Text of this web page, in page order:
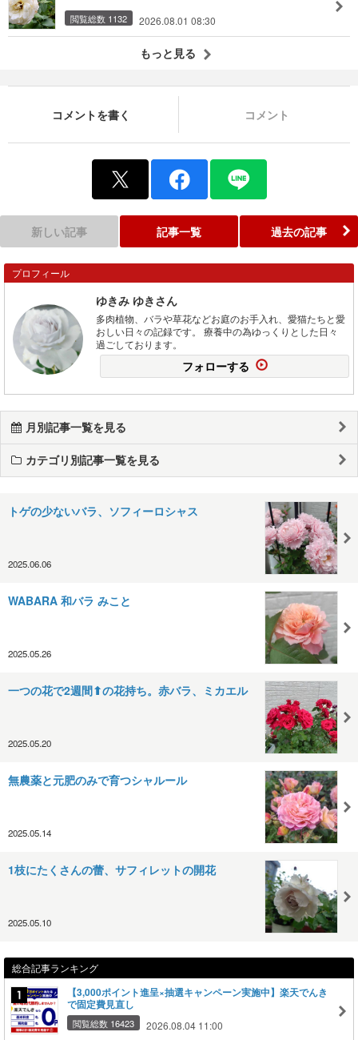
閲覧総数 1132 2026.08.01 08:30
もっと見る
コメントを書く コメント
新しい記事 記事一覧 過去の記事
プロフィール
ゆきみ ゆきさん
多肉植物、バラや草花などお庭のお手入れ、愛猫たちと愛
おしい日々の記録です。 療養中の為ゆっくりとした日々
過ごしております。
フォローする
月別記事一覧を見る
カテゴリ別記事一覧を見る
トゲの少ないバラ、ソフィーロシャス
2025.06.06
WABARA 和バラ みこと
2025.05.26
一つの花で2週間⬆の花持ち。赤バラ、ミカエル
2025.05.20
無農薬と元肥のみで育つシャルール
2025.05.14
1枝にたくさんの蕾、サフィレットの開花
2025.05.10
総合記事ランキング
【3,000ポイント進呈×抽選キャンペーン実施中】楽天でんき
で固定費見直し
閲覧総数 16423 2026.08.04 11:00